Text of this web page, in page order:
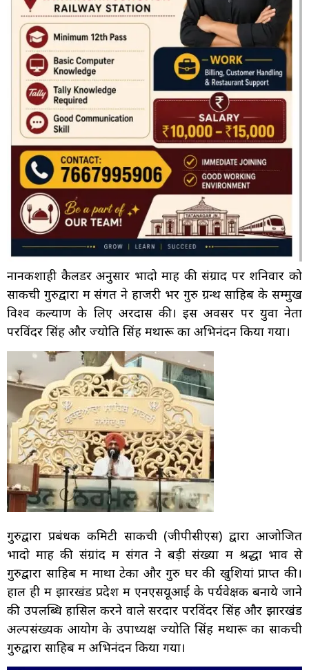
नानकशाही कैलेंडर अनुसार भादो माह की संग्राद पर शनिवार को
साकची गुरुद्वारा में संगत ने हाजरी भर गुरु ग्रन्थ साहिब के सम्मुख
विश्व कल्याण के लिए अरदास की। इस अवसर पर युवा नेता
परविंदर सिंह और ज्योति सिंह मथारू का अभिनंदन किया गया।
गुरुद्वारा प्रबंधक कमिटी साकची (जीपीसीएस) द्वारा आजोजित
भादो माह की संग्रांद में संगत ने बड़ी संख्या में श्रद्धा भाव से
गुरुद्वारा साहिब में माथा टेका और गुरु घर की खुशियां प्राप्त की।
हाल ही में झारखंड प्रदेश में एनएसयूआई के पर्यवेक्षक बनाये जाने
की उपलब्धि हासिल करने वाले सरदार परविंदर सिंह और झारखंड
अल्पसंख्यक आयोग के उपाध्यक्ष ज्योति सिंह मथारू का साकची
गुरुद्वारा साहिब में अभिनंदन किया गया।